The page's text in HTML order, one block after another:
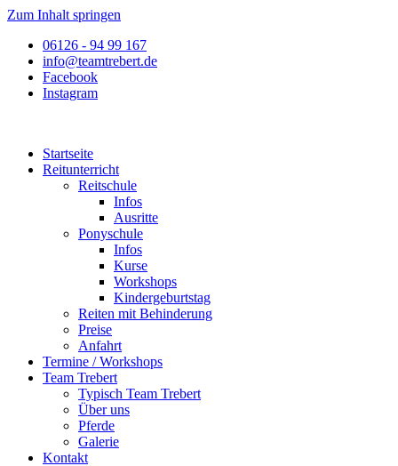
Zum Inhalt springen
06126 - 94 99 167
info@teamtrebert.de
Facebook
Instagram
Startseite
Reitunterricht
Reitschule
Infos
Ausritte
Ponyschule
Infos
Kurse
Workshops
Kindergeburtstag
Reiten mit Behinderung
Preise
Anfahrt
Termine / Workshops
Team Trebert
Typisch Team Trebert
Über uns
Pferde
Galerie
Kontakt